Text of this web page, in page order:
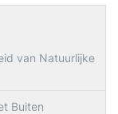
van Natuurlijke
Buiten